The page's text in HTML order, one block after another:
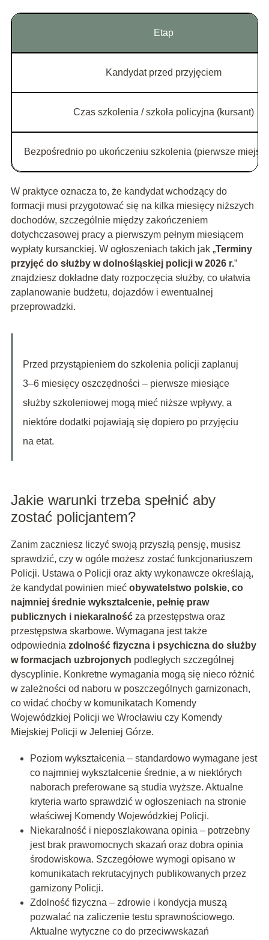
Etap
Kandydat przed przyjęciem
Czas szkolenia / szkoła policyjna (kursant)
Bezpośrednio po ukończeniu szkolenia (pierwsze
W praktyce oznacza to, że kandydat wchodzący do
formacji musi przygotować się na kilka miesięcy niższych
dochodów, szczególnie między zakończeniem
dotychczasowej pracy a pierwszym pełnym miesiącem
wypłaty kursanckiej. W ogłoszeniach takich jak „Terminy
przyjęć do służby w dolnośląskiej policji w 2026 r.”
znajdziesz dokładne daty rozpoczęcia służby, co ułatwia
zaplanowanie budżetu, dojazdów i ewentualnej
przeprowadzki.
Przed przystąpieniem do szkolenia policji zaplanuj
3–6 miesięcy oszczędności – pierwsze miesiące
służby szkoleniowej mogą mieć niższe wpływy, a
niektóre dodatki pojawiają się dopiero po przyjęciu
na etat.
Jakie warunki trzeba spełnić aby
zostać policjantem?
Zanim zaczniesz liczyć swoją przyszłą pensję, musisz
sprawdzić, czy w ogóle możesz zostać funkcjonariuszem
Policji. Ustawa o Policji oraz akty wykonawcze określają,
że kandydat powinien mieć obywatelstwo polskie, co
najmniej średnie wykształcenie, pełnię praw
publicznych i niekaralnośćza przestępstwa oraz
przestępstwa skarbowe. Wymagana jest także
odpowiednia zdolność fizyczna i psychiczna do służby
w formacjach uzbrojonych podległych szczególnej
dyscyplinie. Konkretne wymagania mogą się nieco różnić
w zależności od naboru w poszczególnych garnizonach,
co widać choćby w komunikatach Komendy
Wojewódzkiej Policji we Wrocławiu czy Komendy
Miejskiej Policji w Jeleniej Górze.
Poziom wykształcenia – standardowo wymagane jest
co najmniej wykształcenie średnie, a w niektórych
naborach preferowane są studia wyższe. Aktualne
kryteria warto sprawdzić w ogłoszeniach na stronie
właściwej Komendy Wojewódzkiej Policji.
Niekaralność i nieposzlakowana opinia – potrzebny
jest brak prawomocnych skazań oraz dobra opinia
środowiskowa. Szczegółowe wymogi opisano w
komunikatach rekrutacyjnych publikowanych przez
garnizony Policji.
Zdolność fizyczna – zdrowie i kondycja muszą
pozwalać na zaliczenie testu sprawnościowego.
Aktualne wytyczne co do przeciwwskazań